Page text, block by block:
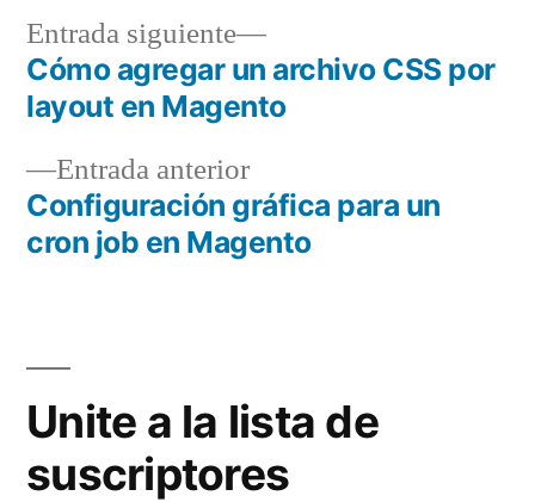
Navegación
entradas
Entrada anteriorEntrada
anterior:
Configuración gráfica para un
cron job en Magento
Entrada siguiente
Entrada
siguiente:
Cómo agregar un archivo CSS por
layout en Magento
Unite a la lista de
suscriptores